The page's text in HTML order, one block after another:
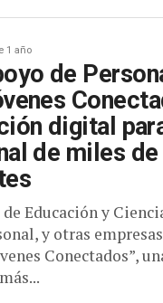
1 año
de
digital
de miles de
Educación y
y otras
Conectados”,